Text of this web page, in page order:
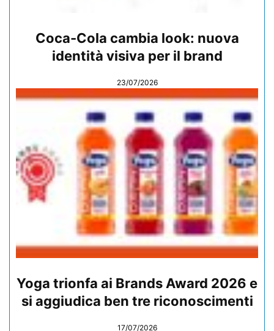
Coca-Cola cambia look: nuova
identità visiva per il brand
23/07/2026
Yoga trionfa ai Brands Award 2026 e
si aggiudica ben tre riconoscimenti
17/07/2026